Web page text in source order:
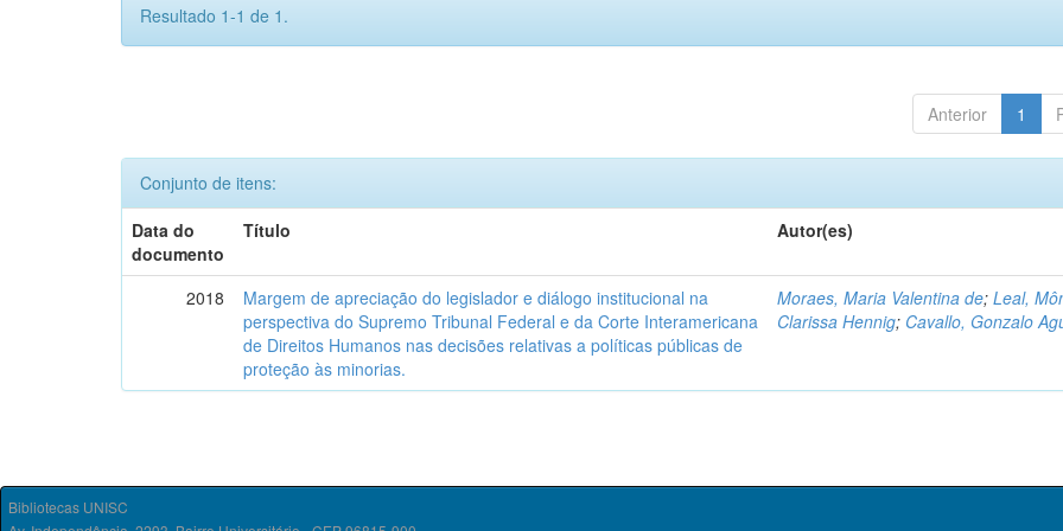
Resultado 1-1 de 1.
Anterior 1
Conjunto de itens:
Data do
documento
Título Autor(es)
2018
Margem de apreciação do legislador e diálogo institucional na
perspectiva do Supremo Tribunal Federal e da Corte Interamericana
de Direitos Humanos nas decisões relativas a políticas públicas de
proteção às minorias.
Moraes, Maria Valentina de;Leal,
Clarissa Hennig; Cavallo, Gonzalo
Bibliotecas UNISC